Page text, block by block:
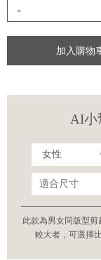
-
加入購物
AI小
此款為男女同版型
較大者，可選擇